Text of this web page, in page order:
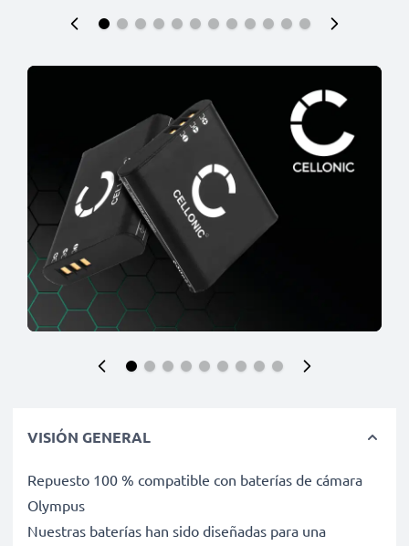
VISIÓN GENERAL
Repuesto 100 % compatible con baterías de cámara
Olympus
Nuestras baterías han sido diseñadas para una